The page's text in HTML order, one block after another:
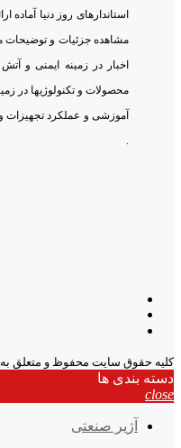
استاندارهای روز دنیا آماده
مشاهده جزئیات و توضیحات
اخبار در زمینه ایمنی و
محصولات و تکنولوژیها در
آموزشی و عملکرد تجهیزات
.
کلیه حقوق سایت محفوظ و متعلق
دسته بندی ها
close
آژیر صنعتی